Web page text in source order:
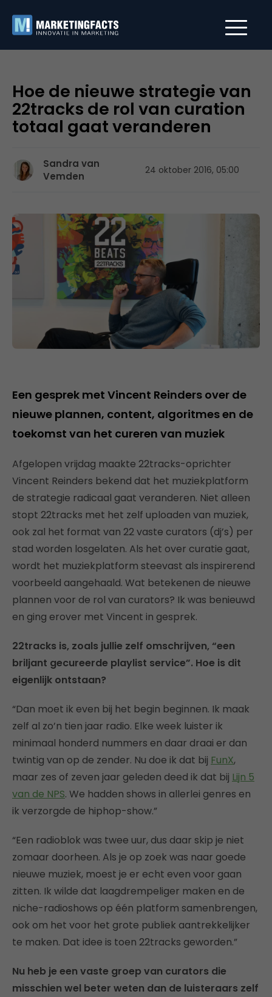
Hoe de nieuwe strategie van
22tracks de rol van curation
totaal gaat veranderen
Sandra van
Vemden
24 oktober 2016, 05:00
Een gesprek met Vincent Reinders over de
nieuwe plannen, content, algoritmes en de
toekomst van het cureren van muziek
Afgelopen vrijdag maakte 22tracks-oprichter
Vincent Reinders bekend dat het muziekplatform
de strategie radicaal gaat veranderen. Niet alleen
stopt 22tracks met het zelf uploaden van muziek,
ook zal het format van 22 vaste curators (dj’s) per
stad worden losgelaten. Als het over curatie gaat,
wordt het muziekplatform steevast als inspirerend
voorbeeld aangehaald. Wat betekenen de nieuwe
plannen voor de rol van curators? Ik was benieuwd
en ging erover met Vincent in gesprek.
22tracks is, zoals jullie zelf omschrijven, “een
briljant gecureerde playlist service”. Hoe is dit
eigenlijk ontstaan?
“Dan moet ik even bij het begin beginnen. Ik maak
zelf al zo’n tien jaar radio. Elke week luister ik
minimaal honderd nummers en daar draai er dan
twintig van op de zender. Nu doe ik dat bij FunX,
maar zes of zeven jaar geleden deed ik dat bij Lijn 5
van de NPS. We hadden shows in allerlei genres en
ik verzorgde de hiphop-show.”
“Een radioblok was twee uur, dus daar skip je niet
zomaar doorheen. Als je op zoek was naar goede
nieuwe muziek, moest je er echt even voor gaan
zitten. Ik wilde dat laagdrempeliger maken en de
niche-radioshows op één platform samenbrengen,
ook om het voor het grote publiek aantrekkelijker
te maken. Dat idee is toen 22tracks geworden.”
Nu heb je een vaste groep van curators die
misschien wel beter weten dan de luisteraars zelf